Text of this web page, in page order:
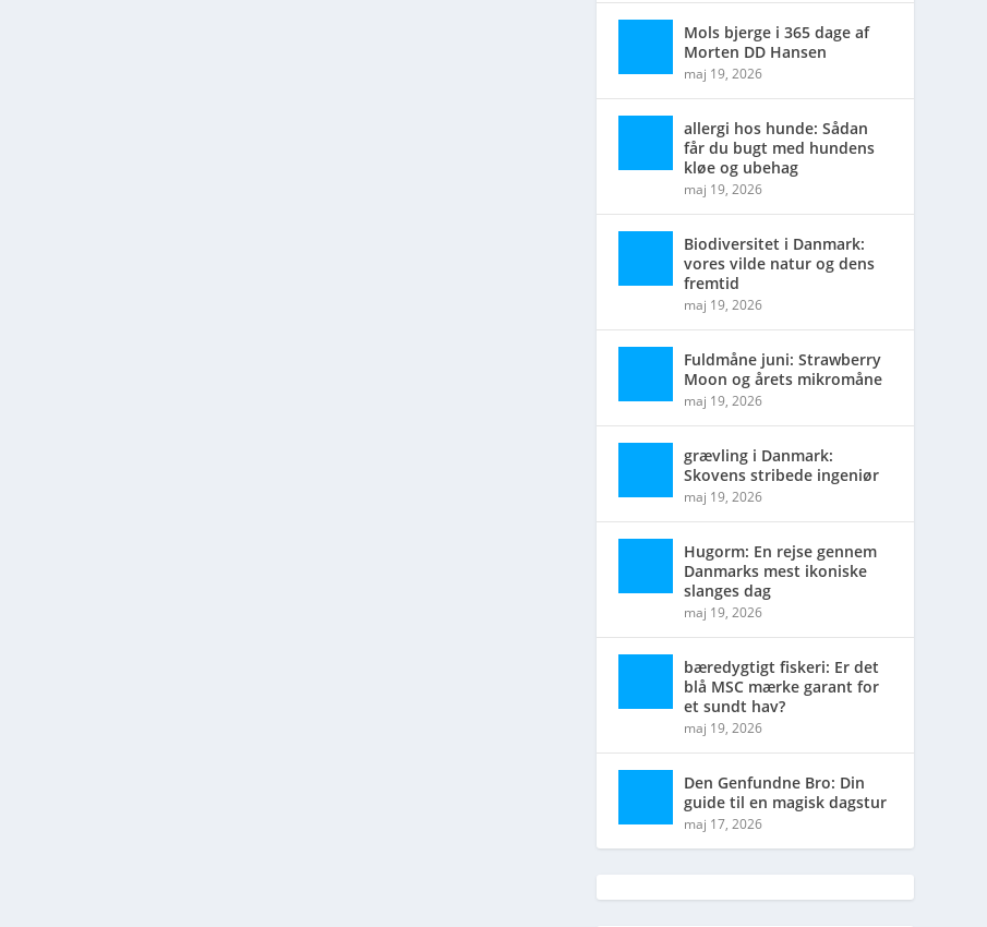
Mols bjerge i 365 dage af
Morten DD Hansen
maj 19, 2026
allergi hos hunde: Sådan
får du bugt med hundens
kløe og ubehag
maj 19, 2026
Biodiversitet i Danmark:
vores vilde natur og dens
fremtid
maj 19, 2026
Fuldmåne juni: Strawberry
Moon og årets mikromåne
maj 19, 2026
grævling i Danmark:
Skovens stribede ingeniør
maj 19, 2026
Hugorm: En rejse gennem
Danmarks mest ikoniske
slanges dag
maj 19, 2026
bæredygtigt fiskeri: Er det
blå MSC mærke garant for
et sundt hav?
maj 19, 2026
Den Genfundne Bro: Din
guide til en magisk dagstur
maj 17, 2026